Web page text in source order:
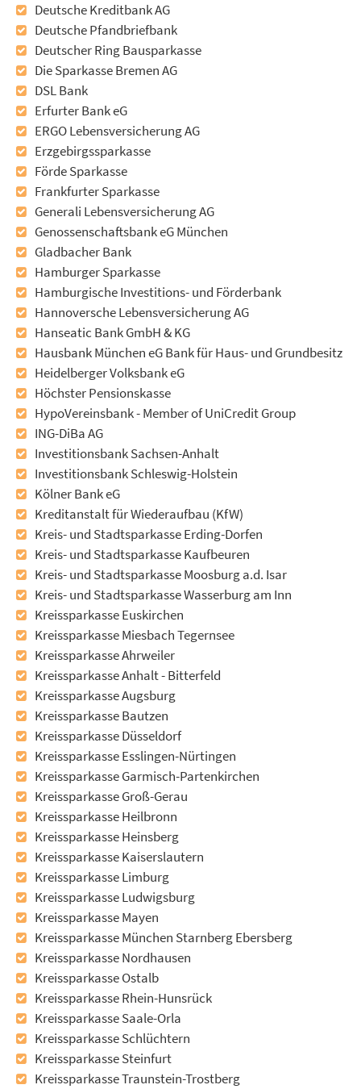
Deutsche Kreditbank AG
Deutsche Pfandbriefbank
Deutscher Ring Bausparkasse
Die Sparkasse Bremen AG
DSL Bank
Erfurter Bank eG
ERGO Lebensversicherung AG
Erzgebirgssparkasse
Förde Sparkasse
Frankfurter Sparkasse
Generali Lebensversicherung AG
Genossenschaftsbank eG München
Gladbacher Bank
Hamburger Sparkasse
Hamburgische Investitions- und Förderbank
Hannoversche Lebensversicherung AG
Hanseatic Bank GmbH & KG
Hausbank München eG Bank für Haus- und Grundbesitz
Heidelberger Volksbank eG
Höchster Pensionskasse
HypoVereinsbank - Member of UniCredit Group
ING-DiBa AG
Investitionsbank Sachsen-Anhalt
Investitionsbank Schleswig-Holstein
Kölner Bank eG
Kreditanstalt für Wiederaufbau (KfW)
Kreis- und Stadtsparkasse Erding-Dorfen
Kreis- und Stadtsparkasse Kaufbeuren
Kreis- und Stadtsparkasse Moosburg a.d. Isar
Kreis- und Stadtsparkasse Wasserburg am Inn
Kreissparkasse Euskirchen
Kreissparkasse Miesbach Tegernsee
Kreissparkasse Ahrweiler
Kreissparkasse Anhalt - Bitterfeld
Kreissparkasse Augsburg
Kreissparkasse Bautzen
Kreissparkasse Düsseldorf
Kreissparkasse Esslingen-Nürtingen
Kreissparkasse Garmisch-Partenkirchen
Kreissparkasse Groß-Gerau
Kreissparkasse Heilbronn
Kreissparkasse Heinsberg
Kreissparkasse Kaiserslautern
Kreissparkasse Limburg
Kreissparkasse Ludwigsburg
Kreissparkasse Mayen
Kreissparkasse München Starnberg Ebersberg
Kreissparkasse Nordhausen
Kreissparkasse Ostalb
Kreissparkasse Rhein-Hunsrück
Kreissparkasse Saale-Orla
Kreissparkasse Schlüchtern
Kreissparkasse Steinfurt
Kreissparkasse Traunstein-Trostberg